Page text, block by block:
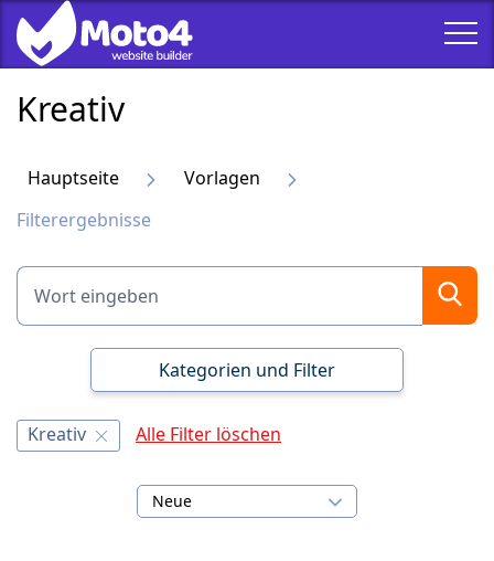
Kreativ
Hauptseite
Vorlagen
Filterergebnisse
Kategorien und Filter
Kreativ Alle Filter löschen
Neue